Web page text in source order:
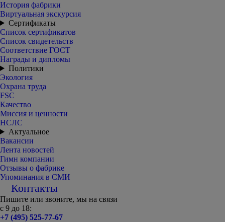
История фабрики
Виртуальная экскурсия
Сертификаты
Список сертификатов
Список свидетельств
Соответствие ГОСТ
Награды и дипломы
Политики
Экология
Охрана труда
FSC
Качество
Миссия и ценности
НСЛС
Актуальное
Вакансии
Лента новостей
Гимн компании
Отзывы о фабрике
Упоминания в СМИ
Контакты
Пишите или звоните, мы на связи
с 9 до 18:
+7 (495) 525-77-67